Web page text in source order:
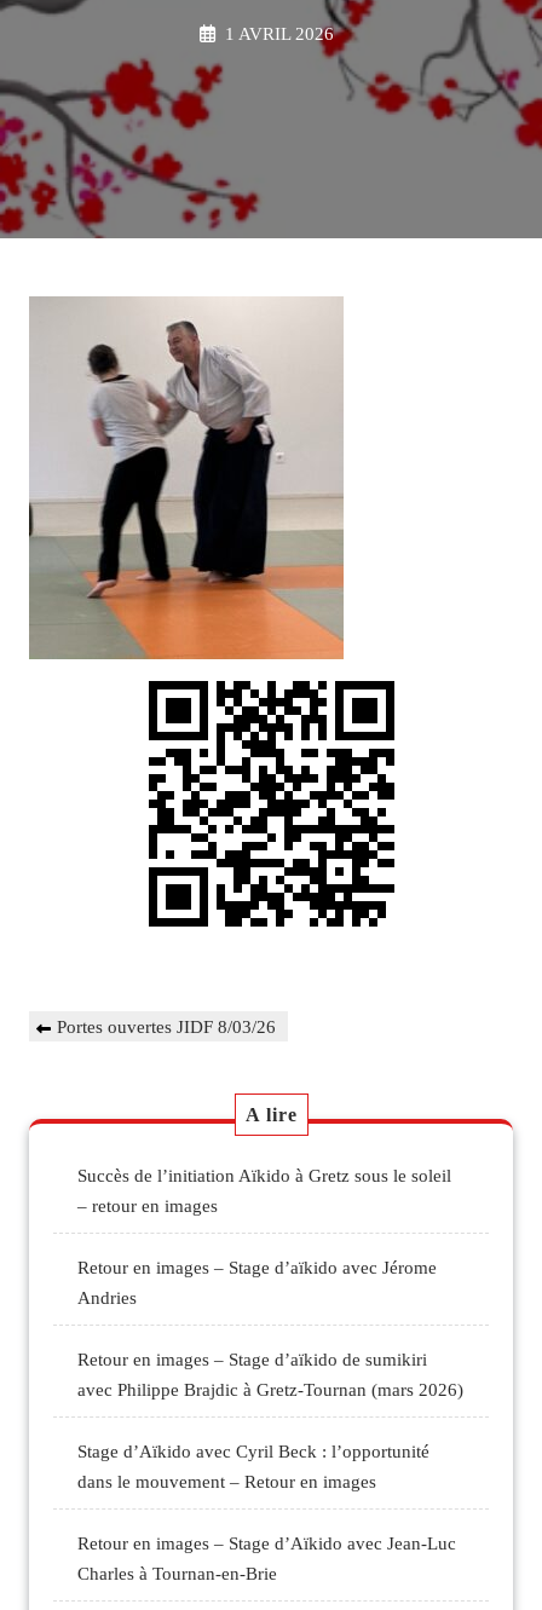
1 AVRIL 2026
de
Previous
Portes ouvertes JIDF 8/03/26
A lire
Succès de l’initiation Aïkido à Gretz sous le soleil
– retour en images
Retour en images – Stage d’aïkido avec Jérome
Andries
Retour en images – Stage d’aïkido de sumikiri
avec Philippe Brajdic à Gretz-Tournan (mars 2026)
Stage d’Aïkido avec Cyril Beck : l’opportunité
dans le mouvement – Retour en images
Retour en images – Stage d’Aïkido avec Jean-Luc
Charles à Tournan-en-Brie